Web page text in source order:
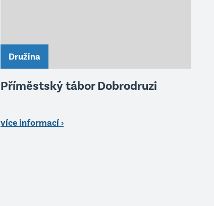
Družina
Příměstský tábor Dobrodruzi
více informací ›